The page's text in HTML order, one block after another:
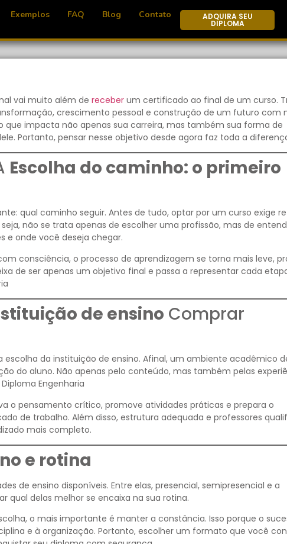
Exemplos FAQ Blog Contato ADQUIRA SEU
DIPLOMA
vai muito além de receber um certificado ao final de um curso.
crescimento pessoal e construção de um futuro com
que impacta não apenas sua carreira, mas também sua forma de
Portanto, pensar nesse objetivo desde agora faz toda a
Escolha do caminho: o primeiro
qual caminho seguir. Antes de tudo, optar por um curso exige
não se trata apenas de escolher uma profissão, mas de
e onde você deseja chegar.
consciência, o processo de aprendizagem se torna mais leve,
de ser apenas um objetivo final e passa a representar cada
de ensino Comprar
da instituição de ensino. Afinal, um ambiente acadêmico
do aluno. Não apenas pelo conteúdo, mas também pelas
Engenharia
o pensamento crítico, promove atividades práticas e prepara o
de trabalho. Além disso, estrutura adequada e professores
mais completo.
e rotina
de ensino disponíveis. Entre elas, presencial, semipresencial e a
qual delas melhor se encaixa na sua rotina.
o mais importante é manter a constância. Isso porque o
e à organização. Portanto, escolher um formato que você